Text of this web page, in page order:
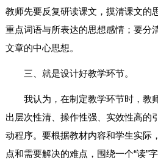
教师先要反复研读课文，摸清课文的
重点词语与所表达的思想感情；要分
文章的中心思想。
三、就是设计好教学环节。
我认为，在制定教学环节时，教
出层次性清、操作性强、实效性高的
动程序。要根据教材内容和学生实际
点和需要解决的难点，围绕一个“读”